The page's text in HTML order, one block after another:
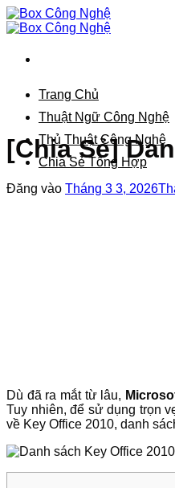
Bỏ
qua
dung
Trang Chủ
Thuật Ngữ Công Nghệ
Thủ Thuật Công Nghệ
Chia Sẻ Tổng Hợp
[Chia Sẻ]
Đăng vào Tháng 3 3, 2026
Dù đã ra mắt từ lâu,
Tuy nhiên, để sử dụng trọn
về Key Office 2010, danh